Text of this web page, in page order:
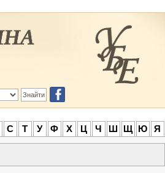
С Т У Ф Х Ц Ч Ш Щ Ю Я